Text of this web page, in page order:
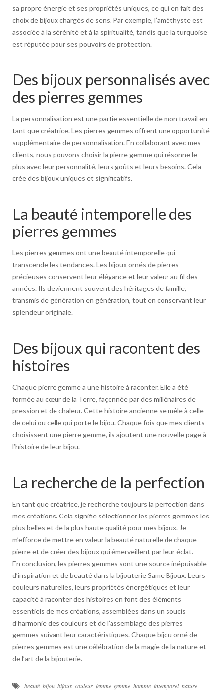
sa propre énergie et ses propriétés uniques, ce qui en fait des
choix de bijoux chargés de sens. Par exemple, l’améthyste est
associée à la sérénité et à la spiritualité, tandis que la turquoise
est réputée pour ses pouvoirs de protection.
Des bijoux personnalisés avec
des pierres gemmes
La personnalisation est une partie essentielle de mon travail en
tant que créatrice. Les pierres gemmes offrent une opportunité
supplémentaire de personnalisation. En collaborant avec mes
clients, nous pouvons choisir la pierre gemme qui résonne le
plus avec leur personnalité, leurs goûts et leurs besoins. Cela
crée des bijoux uniques et significatifs.
La beauté intemporelle des
pierres gemmes
Les pierres gemmes ont une beauté intemporelle qui
transcende les tendances. Les bijoux ornés de pierres
précieuses conservent leur élégance et leur valeur au fil des
années. Ils deviennent souvent des héritages de famille,
transmis de génération en génération, tout en conservant leur
splendeur originale.
Des bijoux qui racontent des
histoires
Chaque pierre gemme a une histoire à raconter. Elle a été
formée au cœur de la Terre, façonnée par des millénaires de
pression et de chaleur. Cette histoire ancienne se mêle à celle
de celui ou celle qui porte le bijou. Chaque fois que mes clients
choisissent une pierre gemme, ils ajoutent une nouvelle page à
l’histoire de leur bijou.
La recherche de la perfection
En tant que créatrice, je recherche toujours la perfection dans
mes créations. Cela signifie sélectionner les pierres gemmes les
plus belles et de la plus haute qualité pour mes bijoux. Je
m’efforce de mettre en valeur la beauté naturelle de chaque
pierre et de créer des bijoux qui émerveillent par leur éclat.
En conclusion, les pierres gemmes sont une source inépuisable
d’inspiration et de beauté dans la bijouterie Same Bijoux. Leurs
couleurs naturelles, leurs propriétés énergétiques et leur
capacité à raconter des histoires en font des éléments
essentiels de mes créations, assemblées dans un soucis
d’harmonie des couleurs et de l’assemblage des pierres
gemmes suivant leur caractéristiques. Chaque bijou orné de
pierres gemmes est une célébration de la magie de la nature et
de l’art de la bijouterie.
beauté bijou bijoux couleur femme gemme homme intemporel nature